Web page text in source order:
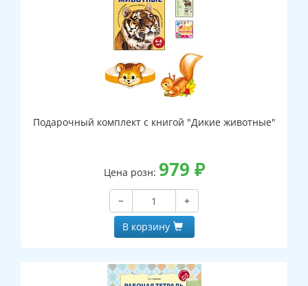
Подарочный комплект с книгой "Дикие животные"
Цена розн: 979 ₽
−
+
В корзину